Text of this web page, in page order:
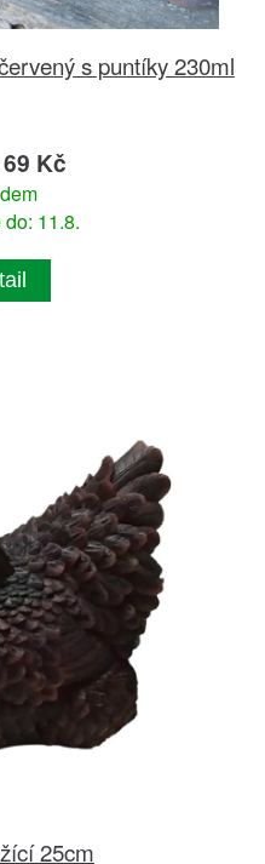
s puntíky 230ml
Kč
11.8.
25cm